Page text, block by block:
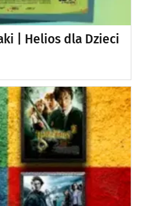
| Helios dla Dzieci